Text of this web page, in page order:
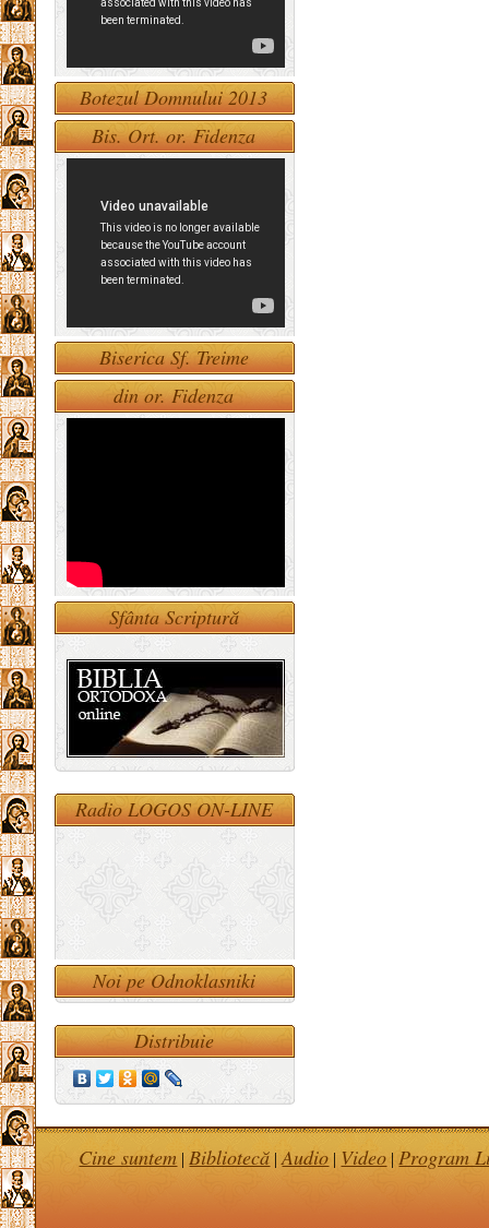
Botezul Domnului 2013
Bis. Ort. or. Fidenza
Biserica Sf. Treime
din or. Fidenza
Sfânta Scriptură
Radio LOGOS ON-LINE
Noi pe Odnoklasniki
Distribuie
Cine suntem | Bibliotecă |Audio | Video | Program